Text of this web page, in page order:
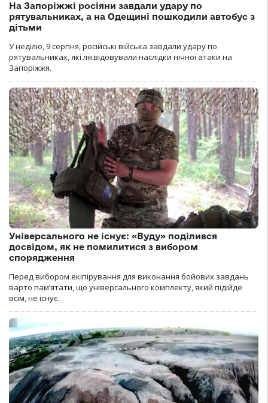
На Запоріжжі росіяни завдали удару по
рятувальниках, а на Одещині пошкодили автобус з
дітьми
У неділю, 9 серпня, російські війська завдали удару по
рятувальниках, які ліквідовували наслідки нічної атаки на
Запоріжжя.
Універсального не існує: «Вуду» поділився
досвідом, як не помилитися з вибором
спорядження
Перед вибором екіпірування для виконання бойових завдань
варто пам’ятати, що універсального комплекту, який підійде
всім, не існує.